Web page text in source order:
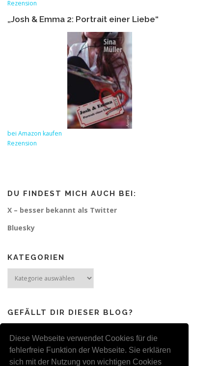
Diese Webseite verwendet Cookies für die
fehlerfreie Funktion der Webseite. Sie erklären
sich mit der Nutzung von wichtigen Cookies
Rezension
„Josh & Emma 2: Portrait einer Liebe“
bei Amazon kaufen
Rezension
DU FINDEST MICH AUCH BEI:
X – besser bekannt als Twitter
Bluesky
KATEGORIEN
GEFÄLLT DIR DIESER BLOG?
Auch Kommentare werden immer gerne genommen :-)